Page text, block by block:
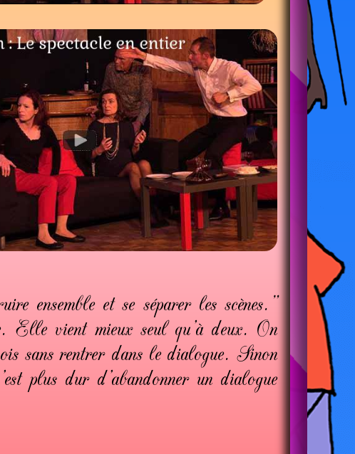
ensemble et se séparer les scènes."
Elle vient mieux seul qu'à deux. On
sans rentrer dans le dialogue. Sinon
plus dur d'abandonner un dialogue